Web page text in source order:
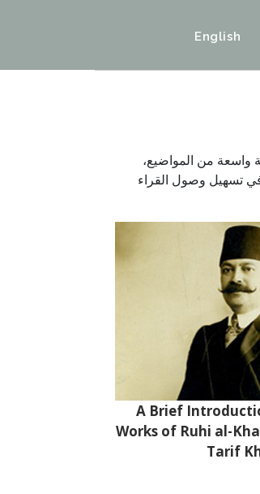
English
واسعة من المواضيع،
في تسهيل وصول القراء
A Brief
Works of Ruhi al-
Tarif